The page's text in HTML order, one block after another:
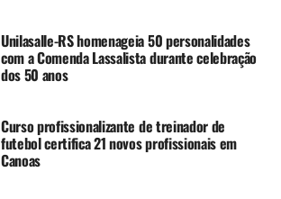
Unilasalle-RS homenageia 50 personalidades
com a Comenda Lassalista durante celebração
dos 50 anos
Curso profissionalizante de treinador de
futebol certifica 21 novos profissionais em
Canoas